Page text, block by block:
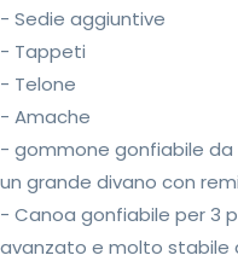
- Sedie aggiuntive
- Tappeti
- Telone
- Amache
- gommone gonfiabile
un grande divano con remi
- Canoa gonfiabile per 3
avanzato e molto stabile